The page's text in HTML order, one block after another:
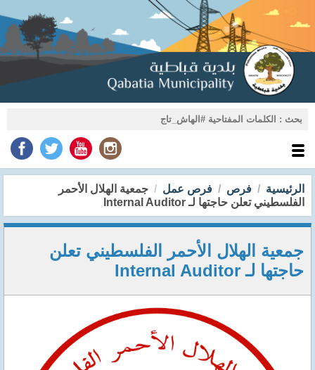
الرئيسية فرص فرص عمل
جمعية الهلال الأحمر
الفلسطيني تعلن حاجتها لـ Internal Auditor
جمعية الهلال الأحمر الفلسطيني تعلن
حاجتها لـ Internal Auditor